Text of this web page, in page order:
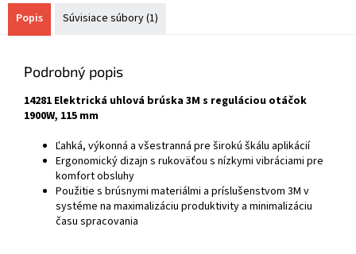
Popis Súvisiace súbory (1)
Podrobný popis
14281 Elektrická uhlová brúska 3M s reguláciou otáčok
1900W, 115 mm
Ľahká, výkonná a všestranná pre širokú škálu aplikácií
Ergonomický dizajn s rukoväťou s nízkymi vibráciami pre
komfort obsluhy
Použitie s brúsnymi materiálmi a príslušenstvom 3M v
systéme na maximalizáciu produktivity a minimalizáciu
času spracovania